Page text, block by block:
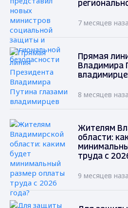
7 месяцев
Прямая
Владимира
8 месяцев
Жителям
области:
труда с
9 месяцев